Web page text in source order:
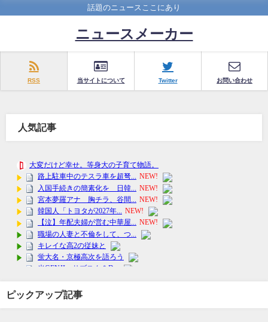
話題のニュースここにあり
ニュースメーカー
RSS 当サイトについて Twitter お問い合わせ
人気記事
ピックアップ記事